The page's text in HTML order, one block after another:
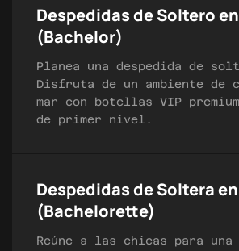
Despedidas de Soltero
(Bachelor)
Planea una despedida de
Disfruta de un ambiente de
mar con botellas VIP
de primer nivel.
Despedidas de Soltera
(Bachelorette)
Reúne a las chicas para una